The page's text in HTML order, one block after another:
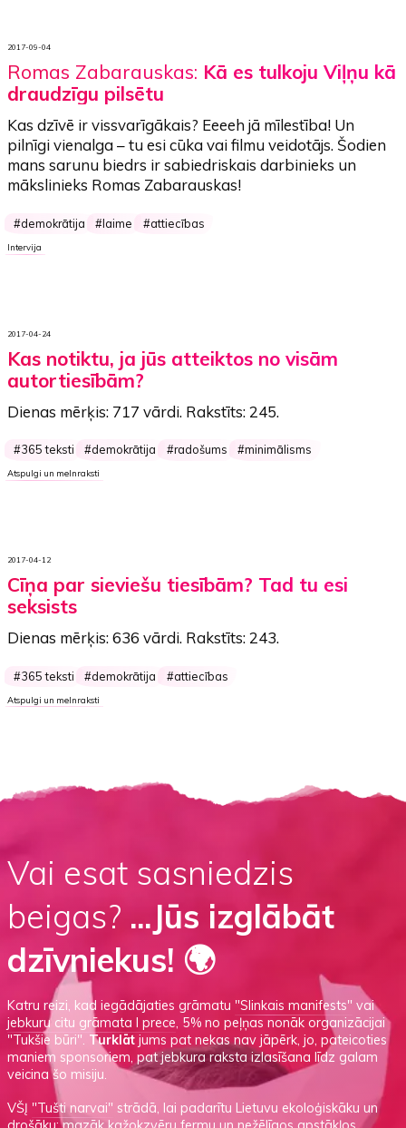
2017-09-04
Romas Zabarauskas: Kā es tulkoju Viļņu kā
draudzīgu pilsētu
Kas dzīvē ir vissvarīgākais? Eeeeh jā mīlestība! Un
pilnīgi vienalga – tu esi cūka vai filmu veidotājs. Šodien
mans sarunu biedrs ir sabiedriskais darbinieks un
mākslinieks Romas Zabarauskas!
demokrātija laime attiecības
Intervija
2017-04-24
Kas notiktu, ja jūs atteiktos no visām
autortiesībām?
Dienas mērķis: 717 vārdi. Rakstīts:245.
365 teksti demokrātija radošums minimālisms
Atspulgi un melnraksti
2017-04-12
Cīņa par sieviešu tiesībām? Tad tu esi
seksists
Dienas mērķis:636 vārdi. Rakstīts:243.
365 teksti demokrātija attiecības
Atspulgi un melnraksti
Vai esat sasniedzis
beigas? ...Jūs izglābāt
dzīvniekus! 🌍
Katru reizi, kad iegādājaties grāmatu "Slinkais manifests" vai
jebkuru citu grāmata I prece, 5% no peļņas nonāk organizācijai
"Tukšie būri". Turklāt jums pat nekas nav jāpērk, jo, pateicoties
maniem sponsoriem, pat jebkura raksta izlasīšana līdz galam
veicina šo misiju.
VŠĮ "Tušti narvai" strādā, lai padarītu Lietuvu ekoloģiskāku un